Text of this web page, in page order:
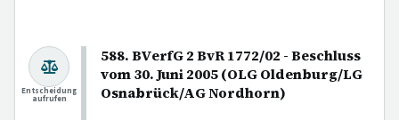
588. BVerfG 2 BvR 1772/02 - Beschluss
vom 30. Juni 2005 (OLG Oldenburg/LG
Osnabrück/AG Nordhorn)
Entscheidung
aufrufen